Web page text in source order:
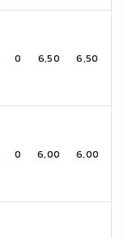
0 6,50 6,50
0 6,00 6,00